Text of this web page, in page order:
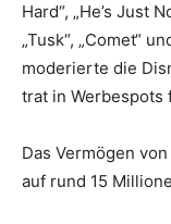
Hard“, „He’s Just
„Tusk“, „Comet“
moderierte die
trat in Werbespots
Das Vermögen
auf rund 15